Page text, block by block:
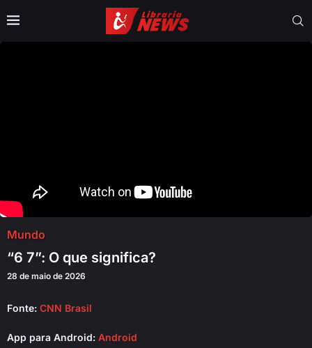
Mundo
“6 7”: O que significa?
28 de maio de 2026
Fonte: CNN Brasil
App para Android: Android